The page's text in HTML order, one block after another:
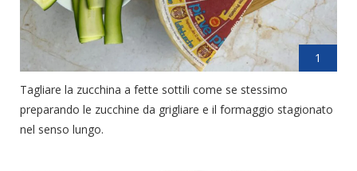
1
Tagliare la zucchina a fette sottili come se stessimo
preparando le zucchine da grigliare e il formaggio stagionato
nel senso lungo.